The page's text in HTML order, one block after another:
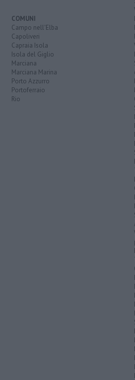
COMUNI
Campo nell'Elba
Capoliveri
Capraia Isola
Isola del Giglio
Marciana
Marciana Marina
Porto Azzurro
Portoferraio
Rio